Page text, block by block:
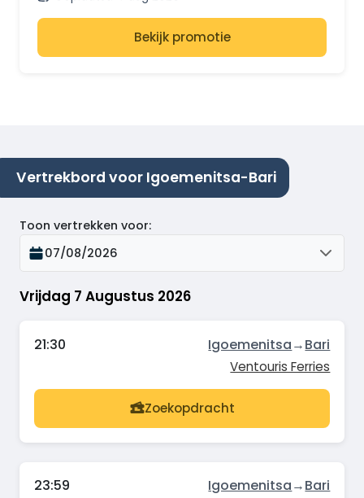
Bekijk promotie
Vertrekbord voor Igoemenitsa-Bari
Vrijdag 7 Augustus 2026
Toon vertrekken voor:
07/08/2026
21:30 Igoemenitsa→Bari
Ventouris Ferries
Zoekopdracht
23:59 Igoemenitsa→Bari